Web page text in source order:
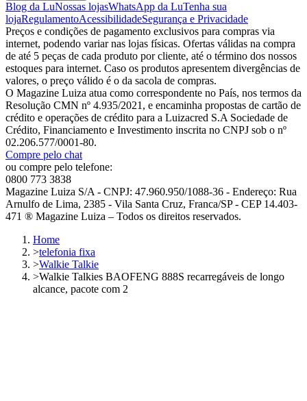
Blog da LuNossas lojasWhatsApp da LuTenha sua
lojaRegulamentoAcessibilidadeSegurança e Privacidade
Preços e condições de pagamento exclusivos para compras via
internet, podendo variar nas lojas físicas. Ofertas válidas na compra
de até 5 peças de cada produto por cliente, até o término dos nossos
estoques para internet. Caso os produtos apresentem divergências de
valores, o preço válido é o da sacola de compras.
O Magazine Luiza atua como correspondente no País, nos termos da
Resolução CMN nº 4.935/2021, e encaminha propostas de cartão de
crédito e operações de crédito para a Luizacred S.A Sociedade de
Crédito, Financiamento e Investimento inscrita no CNPJ sob o nº
02.206.577/0001-80.
Compre pelo chat
ou compre pelo telefone:
0800 773 3838
Magazine Luiza S/A - CNPJ: 47.960.950/1088-36 - Endereço: Rua
Arnulfo de Lima, 2385 - Vila Santa Cruz, Franca/SP - CEP 14.403-
471 ® Magazine Luiza – Todos os direitos reservados.
Home
>telefonia fixa
>Walkie Talkie
>Walkie Talkies BAOFENG 888S recarregáveis de longo
alcance, pacote com 2